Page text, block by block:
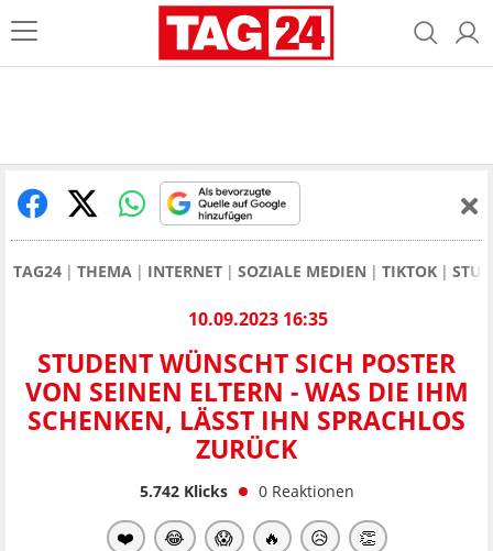
TAG24 THEMA INTERNET SOZIALE MEDIEN TIKTOK
10.09.2023 16:35
STUDENT WÜNSCHT SICH POSTER
VON SEINEN ELTERN - WAS DIE IHM
SCHENKEN, LÄSST IHN SPRACHLOS
ZURÜCK
5.742Klicks 0 Reaktionen
❤️ 😂 😱 🔥 😥 👏